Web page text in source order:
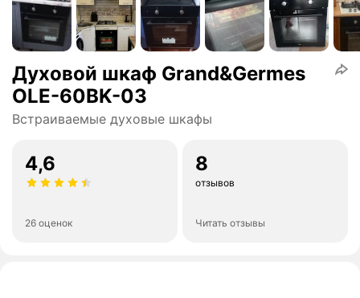
Духовой шкаф Grand&Germes
OLE-60BK-03
Встраиваемые духовые шкафы
4,6
26 оценок
8
отзывов
Читать отзывы